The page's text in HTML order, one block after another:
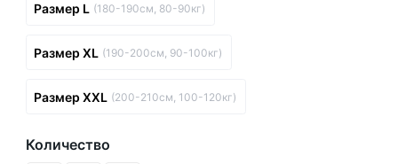
Размер L (180-190см, 80-90кг)
Размер XL (190-200см, 90-100кг)
Размер XXL (200-210см, 100-120кг)
Количество